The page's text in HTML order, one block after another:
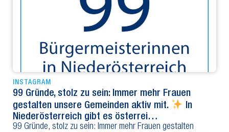
INSTAGRAM
99 Gründe, stolz zu sein: Immer mehr Frauen
gestalten unsere Gemeinden aktiv mit.
In
Niederösterreich gibt es österrei…
99 Gründe, stolz zu sein: Immer mehr Frauen gestalten